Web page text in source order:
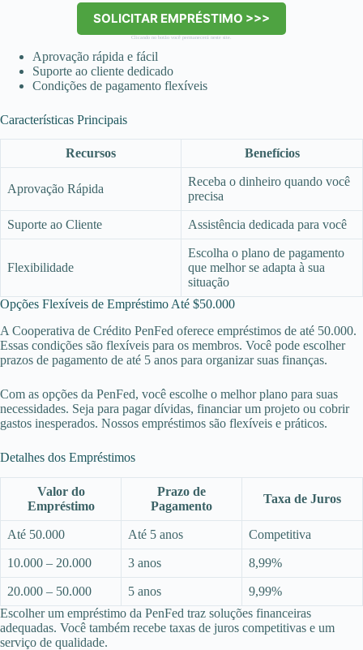
SOLICITAR EMPRÉSTIMO >>>
Clicando no botão você permanecerá neste site.
Aprovação rápida e fácil
Suporte ao cliente dedicado
Condições de pagamento flexíveis
Características Principais
Recursos Benefícios
Aprovação Rápida
Receba o dinheiro quando você
precisa
Suporte ao Cliente Assistência dedicada para você
Flexibilidade
Escolha o plano de pagamento
que melhor se adapta à sua
situação
Opções Flexíveis de Empréstimo Até $50.000
A Cooperativa de Crédito PenFed oferece empréstimos de até 50.000.
Essas condições são flexíveis para os membros. Você pode escolher
prazos de pagamento de até 5 anos para organizar suas finanças.
Com as opções da PenFed, você escolhe o melhor plano para suas
necessidades. Seja para pagar dívidas, financiar um projeto ou cobrir
gastos inesperados. Nossos empréstimos são flexíveis e práticos.
Detalhes dos Empréstimos
Valor do
Empréstimo
Prazo de
Pagamento
Taxa de Juros
Até 50.000 Até 5 anos Competitiva
10.000 – 20.000 3 anos 8,99%
20.000 – 50.000 5 anos
9,99%
Escolher um empréstimo da PenFed traz soluções financeiras
adequadas. Você também recebe taxas de juros competitivas e um
serviço de qualidade.